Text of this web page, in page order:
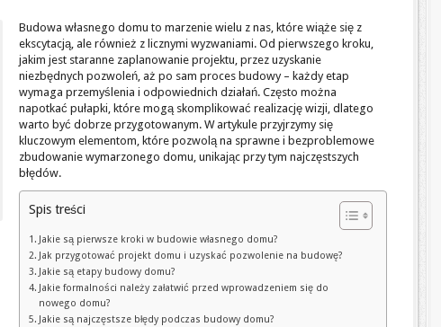
Budowa własnego domu to marzenie wielu z nas, które wiąże się z
ekscytacją, ale również z licznymi wyzwaniami. Od pierwszego kroku,
jakim jest staranne zaplanowanie projektu, przez uzyskanie
niezbędnych pozwoleń, aż po sam proces budowy – każdy etap
wymaga przemyślenia i odpowiednich działań. Często można
napotkać pułapki, które mogą skomplikować realizację wizji, dlatego
warto być dobrze przygotowanym. W artykule przyjrzymy się
kluczowym elementom, które pozwolą na sprawne i bezproblemowe
zbudowanie wymarzonego domu, unikając przy tym najczęstszych
błędów.
Spis treści
Jakie są pierwsze kroki w budowie własnego domu?
Jak przygotować projekt domu i uzyskać pozwolenie na budowę?
Jakie są etapy budowy domu?
Jakie formalności należy załatwić przed wprowadzeniem się do
nowego domu?
Jakie są najczęstsze błędy podczas budowy domu?